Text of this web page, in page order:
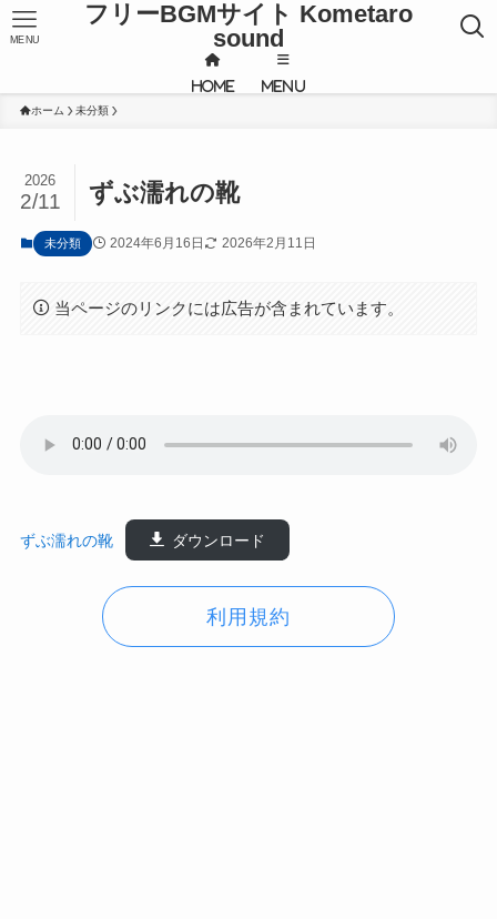
フリーBGMサイト Kometaro
sound
MENU
HOME MENU
ホーム 未分類
ずぶ濡れの靴
2026
2/11
未分類 2024年6月16日 2026年2月11日
当ページのリンクには広告が含まれています。
ずぶ濡れの靴 ダウンロード
利用規約